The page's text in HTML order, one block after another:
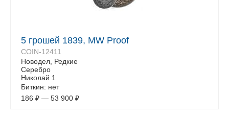
5 грошей 1839, MW Proof
COIN-12411
Новодел, Редкие
Серебро
Николай 1
Биткин: нет
186 ₽ — 53 900 ₽